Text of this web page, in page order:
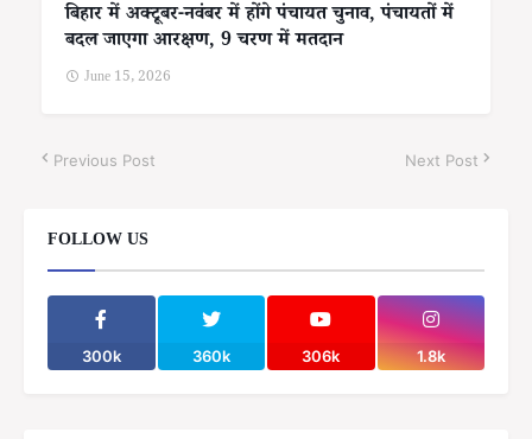
बिहार में अक्टूबर-नवंबर में होंगे पंचायत चुनाव, पंचायतों में
बदल जाएगा आरक्षण, 9 चरण में मतदान
June 15, 2026
Previous Post Next Post
FOLLOW US
300k 360k 306k 1.8k